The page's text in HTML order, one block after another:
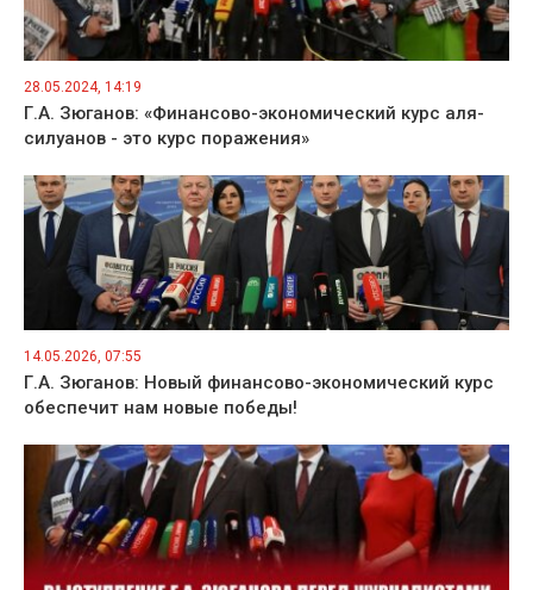
28.05.2024, 14:19
Г.А. Зюганов: «Финансово-экономический курс аля-
силуанов - это курс поражения»
14.05.2026, 07:55
Г.А. Зюганов: Новый финансово-экономический курс
обеспечит нам новые победы!